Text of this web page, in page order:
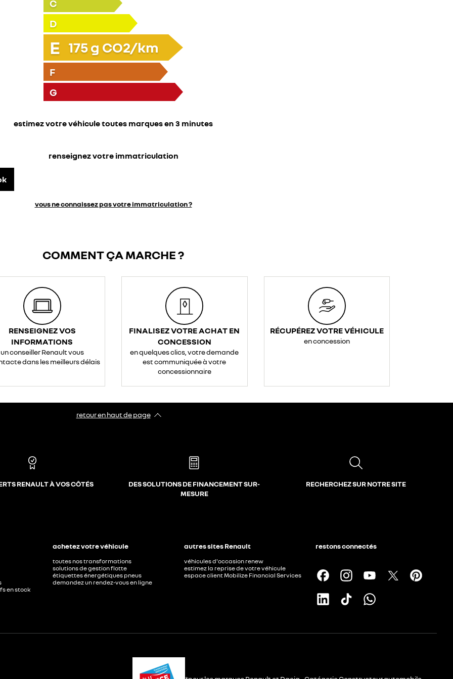
C
D
E 175g CO2/km
F
G
estimez votre véhicule toutes marques en 3 minutes
renseignez votre immatriculation
vous ne connaissez pas votre immatriculation ?
COMMENT ÇA MARCHE ?
RENSEIGNEZ VOS
INFORMATIONS
un conseiller Renault vous
dans les meilleurs délais
FINALISEZ VOTRE ACHAT EN
CONCESSION
en quelques clics, votre demande
est communiquée à votre
concessionnaire
RÉCUPÉREZ VOTRE VÉHICULE
en concession
retour en haut de page​
RENAULT À VOS CÔTÉS
DES SOLUTIONS DE FINANCEMENT SUR-
MESURE
RECHERCHEZ SUR NOTRE SITE
en stock
achetez votre véhicule
toutes nos transformations
solutions de gestion flotte
étiquettes énergétiques pneus
demandez un rendez-vous en ligne
autres sites Renault
véhicules d'occasion renew
estimez la reprise de votre véhicule
espace client Mobilize Financial Services
restons connectés